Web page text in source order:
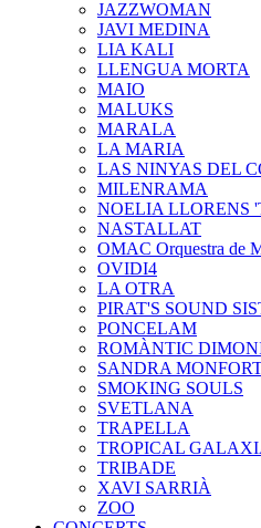
JAZZWOMAN
JAVI MEDINA
LIA KALI
LLENGUA MORTA
MAIO
MALUKS
MARALA
LA MARIA
LAS NINYAS DEL
MILENRAMA
NOELIA LLORENS
NASTALLAT
OMAC Orquestra de
OVIDI4
LA OTRA
PIRAT'S SOUND
PONCELAM
ROMÀNTIC
SANDRA
SMOKING SOULS
SVETLANA
TRAPELLA
TROPICAL
TRIBADE
XAVI SARRIÀ
ZOO